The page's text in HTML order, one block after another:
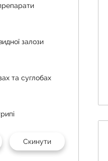
залози
та суглобах